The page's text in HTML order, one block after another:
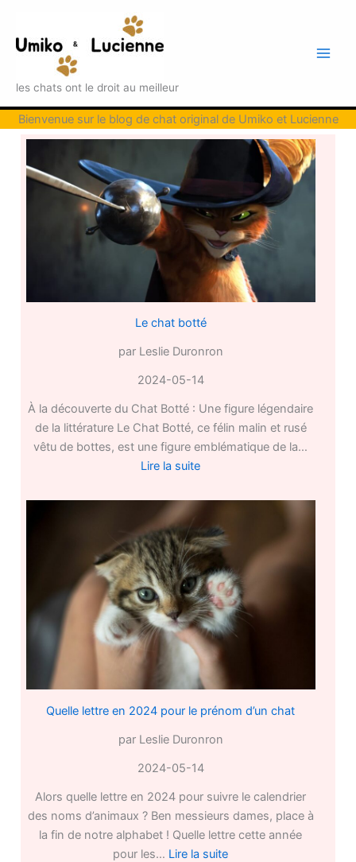
contenu
les chats ont le droit au meilleur
Bienvenue sur le blog de chat original de Umiko et Lucienne
Le chat botté
par Leslie Duronron
2024-05-14
À la découverte du Chat Botté : Une figure légendaire
de la littérature Le Chat Botté, ce félin malin et rusé
vêtu de bottes, est une figure emblématique de la…
Lire la suite:
chat
botté
Quelle lettre en 2024 pour le prénom d’un chat
par Leslie Duronron
2024-05-14
Alors quelle lettre en 2024 pour suivre le calendrier
des noms d’animaux ? Ben messieurs dames, place à
la fin de notre alphabet ! Quelle lettre cette année
pour les… Lire la suite: